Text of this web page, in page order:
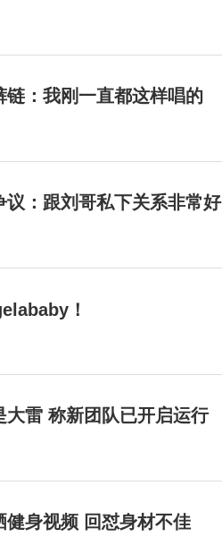
：我刚一直都这样唱的
：跟刘哥私下关系非常好
！
雷 称新团队已开启运行
身视频 回怼身材不佳